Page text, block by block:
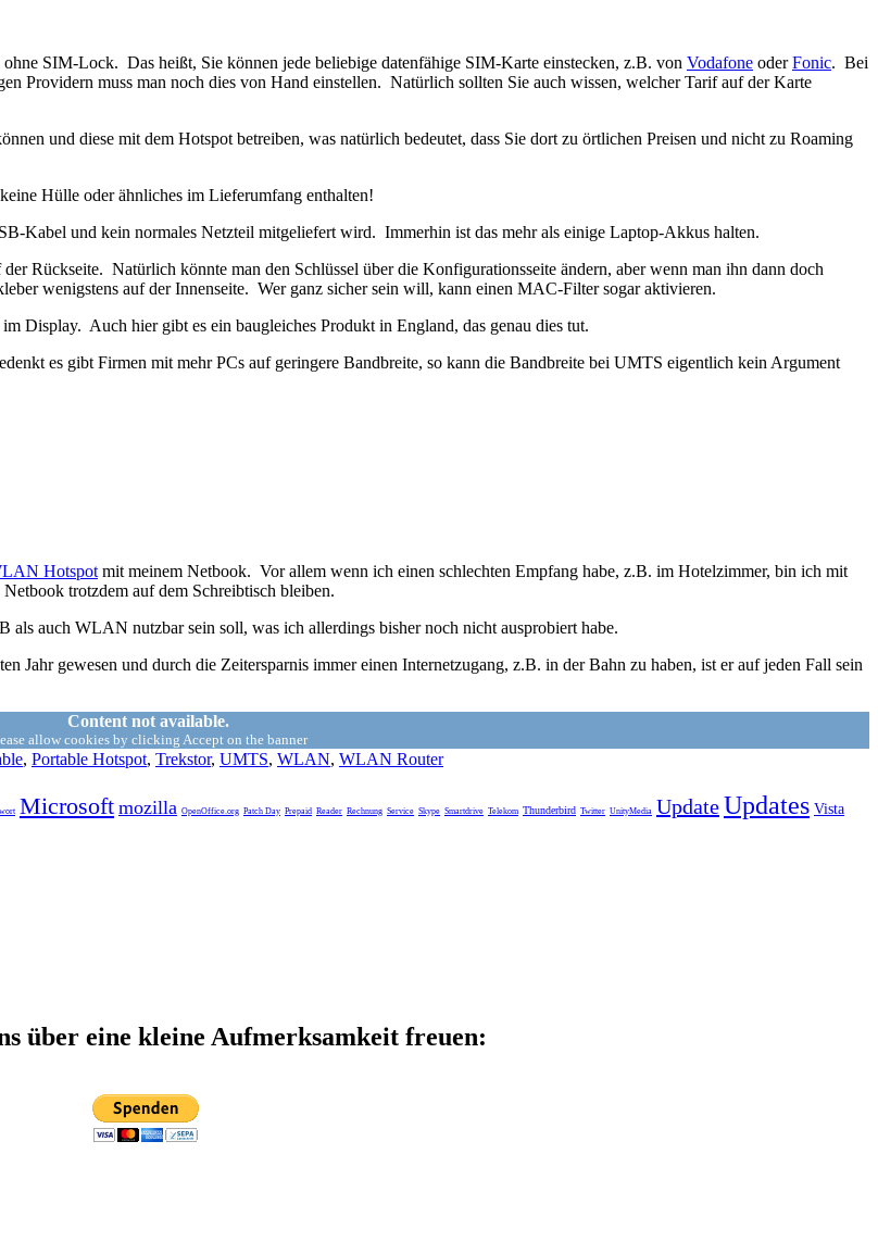
SIM-Lock. Das heißt, Sie können jede beliebige datenfähige SIM-Karte einstecken, z.B. von Vodafone oderFonic. Bei
Providern muss man noch dies von Hand einstellen. Natürlich sollten Sie auch wissen, welcher Tarif auf der Karte
und diese mit dem Hotspot betreiben, was natürlich bedeutet, dass Sie dort zu örtlichen Preisen und nicht zu Roaming
Hülle oder ähnliches im Lieferumfang enthalten!
Kabel und kein normales Netzteil mitgeliefert wird. Immerhin ist das mehr als einige Laptop-Akkus halten.
Rückseite. Natürlich könnte man den Schlüssel über die Konfigurationsseite ändern, aber wenn man ihn dann doch
wenigstens auf der Innenseite. Wer ganz sicher sein will, kann einen MAC-Filter sogar aktivieren.
Display. Auch hier gibt es ein baugleiches Produkt in England, das genau dies tut.
es gibt Firmen mit mehr PCs auf geringere Bandbreite, so kann die Bandbreite bei UMTS eigentlich kein Argument
Hotspot mit meinem Netbook. Vor allem wenn ich einen schlechten Empfang habe, z.B. im Hotelzimmer, bin ich mit
trotzdem auf dem Schreibtisch bleiben.
auch WLAN nutzbar sein soll, was ich allerdings bisher noch nicht ausprobiert habe.
Jahr gewesen und durch die Zeitersparnis immer einen Internetzugang, z.B. in der Bahn zu haben, ist er auf jeden Fall sein
Content not available.
allow cookies by clicking Accept on the banner
, Portable Hotspot, Trekstor, UMTS, WLAN, WLAN Router
Microsoft mozilla OpenOffice.org Patch Day Prepaid Reader Rechnung Service Skype Smartdrive Telekom Thunderbird Twitter UnityMedia UpdateUpdates Vista
über eine kleine Aufmerksamkeit freuen: